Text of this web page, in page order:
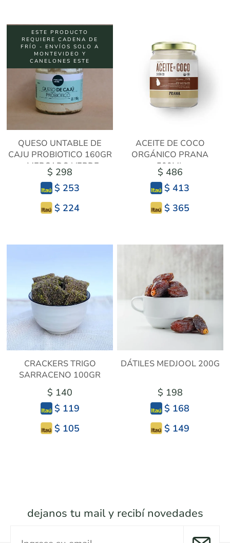
ESTE PRODUCTO
REQUIERE CADENA DE
FRÍO - ENVÍOS SOLO A
MONTEVIDEO Y
CANELONES ESTE
QUESO UNTABLE DE
CAJU PROBIOTICO 160GR
- MERCADO VERDE
$ 298
$ 253
$ 224
ACEITE DE COCO
ORGÁNICO PRANA
500ML
$ 486
$ 413
$ 365
CRACKERS TRIGO
SARRACENO 100GR
$ 140
$ 119
$ 105
DÁTILES MEDJOOL 200G
$ 198
$ 168
$ 149
dejanos tu mail y recibí novedades